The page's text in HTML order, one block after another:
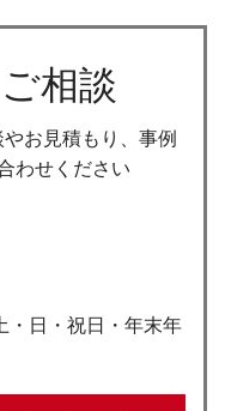
相談
お見積もり、事例
わせください
・日・祝日・年末年